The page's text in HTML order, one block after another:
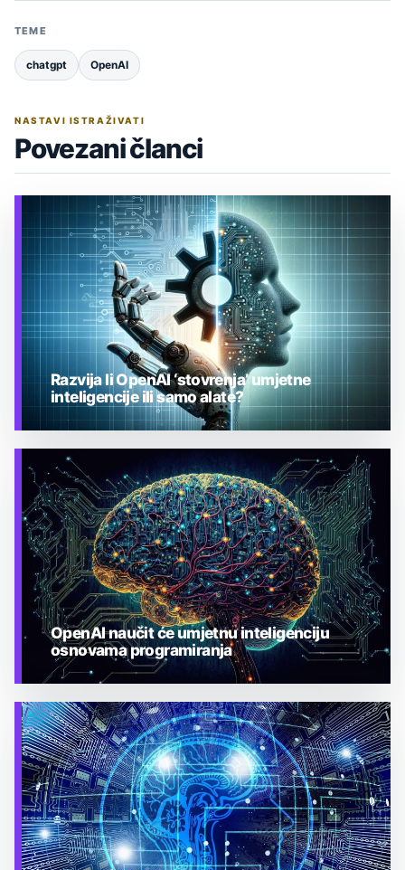
TEME
chatgpt OpenAI
NASTAVI ISTRAŽIVATI
Povezani članci
TEHNOLOGIJA
Razvija li OpenAI ‘stovrenja’ umjetne
inteligencije ili samo alate?
TEHNOLOGIJA
OpenAI naučit će umjetnu inteligenciju
osnovama programiranja